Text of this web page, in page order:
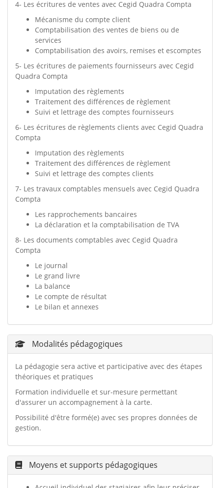
4- Les écritures de ventes avec Cegid Quadra Compta
Mécanisme du compte client
Comptabilisation des ventes de biens ou de
services
Comptabilisation des avoirs, remises et escomptes
5- Les écritures de paiements fournisseurs avec Cegid
Quadra Compta
Imputation des règlements
Traitement des différences de règlement
Suivi et lettrage des comptes fournisseurs
6- Les écritures de règlements clients avec Cegid Quadra
Compta
Imputation des règlements
Traitement des différences de règlement
Suivi et lettrage des comptes clients
7- Les travaux comptables mensuels avec Cegid Quadra
Compta
Les rapprochements bancaires
La déclaration et la comptabilisation de TVA
8- Les documents comptables avec Cegid Quadra
Compta
Le journal
Le grand livre
La balance
Le compte de résultat
Le bilan et annexes
Modalités pédagogiques
La pédagogie sera active et participative avec des étapes
théoriques et pratiques
Formation individuelle et sur-mesure permettant
d'assurer un accompagnement à la carte.
Possibilité d'être formé(e) avec ses propres données de
gestion.
Moyens et supports pédagogiques